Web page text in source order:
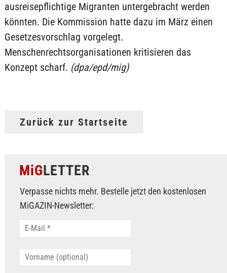
ausreisepflichtige Migranten untergebracht werden
könnten. Die Kommission hatte dazu im März einen
Gesetzesvorschlag vorgelegt.
Menschenrechtsorganisationen kritisieren das
Konzept scharf. (dpa/epd/mig)
Zurück zur Startseite
MiGLETTER
Verpasse nichts mehr. Bestelle jetzt den kostenlosen
MiGAZIN-Newsletter: